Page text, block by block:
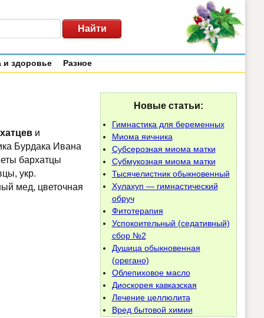
и здоровье Разное
и
Бурдака Ивана
бархатцы
укр.
мед, цветочная
Новые статьи:
Гимнастика для беременных
Миома яичника
Субсерозная миома матки
Субмукозная миома матки
Тысячелистник обыкновенный
Хулахуп — гимнастический
обруч
Фитотерапия
Успокоительный (седативный)
сбор №2
Душица обыкновенная
(орегано)
Облепиховое масло
Диоскорея кавказская
Лечение целлюлита
Вред бытовой химии